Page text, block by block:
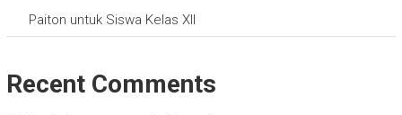
Paiton untuk Siswa Kelas XII
Recent Comments